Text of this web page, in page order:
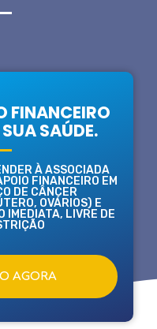
FINANCEIRO
SAÚDE.
À ASSOCIADA
FINANCEIRO EM
DE CÂNCER
OVÁRIOS) E
IMEDIATA, LIVRE DE
AGORA